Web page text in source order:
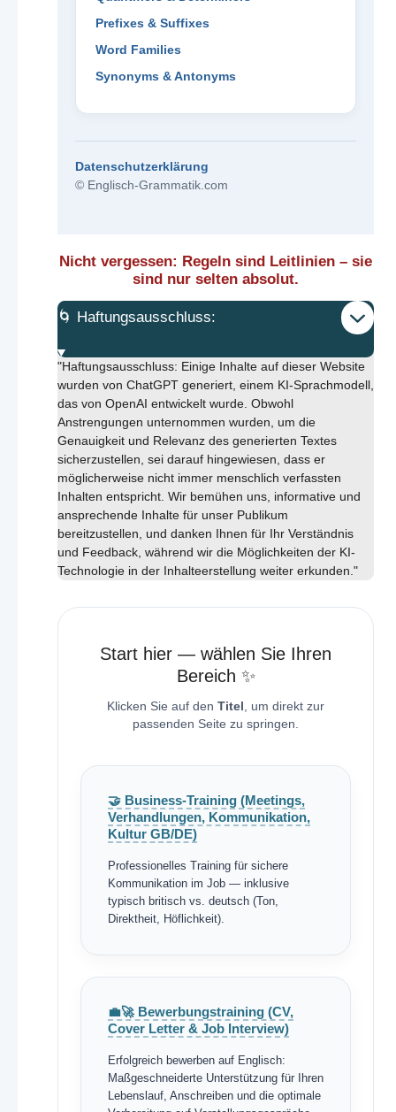
Prefixes & Suffixes
Word Families
Synonyms & Antonyms
Datenschutzerklärung
© Englisch-Grammatik.com
Nicht vergessen: Regeln sind Leitlinien – sie
sind nur selten absolut.
🌀 Haftungsausschluss:
"Haftungsausschluss: Einige Inhalte auf dieser Website
wurden von ChatGPT generiert, einem KI-Sprachmodell,
das von OpenAI entwickelt wurde. Obwohl
Anstrengungen unternommen wurden, um die
Genauigkeit und Relevanz des generierten Textes
sicherzustellen, sei darauf hingewiesen, dass er
möglicherweise nicht immer menschlich verfassten
Inhalten entspricht. Wir bemühen uns, informative und
ansprechende Inhalte für unser Publikum
bereitzustellen, und danken Ihnen für Ihr Verständnis
und Feedback, während wir die Möglichkeiten der KI-
Technologie in der Inhalteerstellung weiter erkunden."
Start hier — wählen Sie Ihren
Bereich ✨
Klicken Sie auf den Titel , um direkt zur
passenden Seite zu springen.
🤝 Business-Training (Meetings,
Verhandlungen, Kommunikation,
Kultur GB/DE)
Professionelles Training für sichere
Kommunikation im Job — inklusive
typisch britisch vs. deutsch (Ton,
Direktheit, Höflichkeit).
💼🚀 Bewerbungstraining (CV,
Cover Letter & Job Interview)
Erfolgreich bewerben auf Englisch:
Maßgeschneiderte Unterstützung für Ihren
Lebenslauf, Anschreiben und die optimale